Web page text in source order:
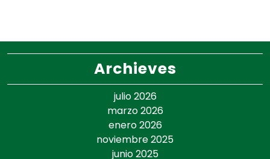
Archieves
julio 2026
marzo 2026
enero 2026
noviembre 2025
junio 2025